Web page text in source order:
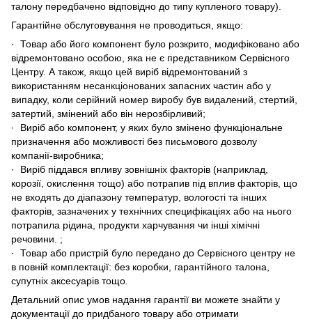
талону передбачено відповідно до типу купленого товару).
Гарантійне обслуговування не проводиться, якщо:
· Товар або його компонент було розкрито, модифіковано або
відремонтовано особою, яка не є представником Сервісного
Центру. А також, якщо цей виріб відремонтований з
використанням несанкціонованих запасних частин або у
випадку, коли серійний номер виробу був видалений, стертий,
затертий, змінений або він нерозбірливий;
· Виріб або компонент, у яких було змінено функціональне
призначення або можливості без письмового дозволу
компанії-виробника;
· Виріб піддався впливу зовнішніх факторів (наприклад,
корозії, окислення тощо) або потрапив під вплив факторів, що
не входять до діапазону температур, вологості та інших
факторів, зазначених у технічних специфікаціях або на нього
потрапила рідина, продукти харчування чи інші хімічні
речовини. ;
· Товар або пристрій було передано до Сервісного центру не
в повній комплектації: без коробки, гарантійного талона,
супутніх аксесуарів тощо.
Детальний опис умов надання гарантії ви можете знайти у
документації до придбаного товару або отримати